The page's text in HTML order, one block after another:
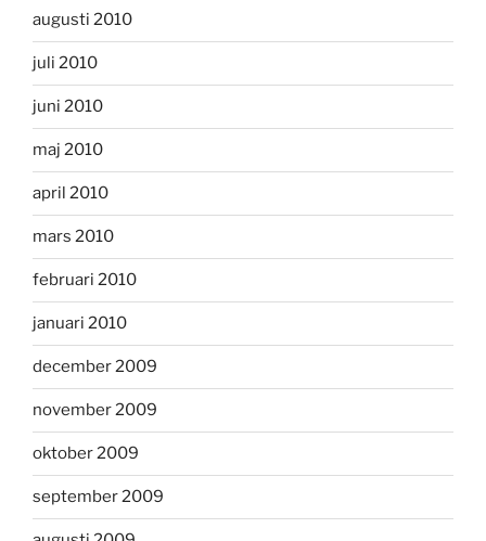
augusti 2010
juli 2010
juni 2010
maj 2010
april 2010
mars 2010
februari 2010
januari 2010
december 2009
november 2009
oktober 2009
september 2009